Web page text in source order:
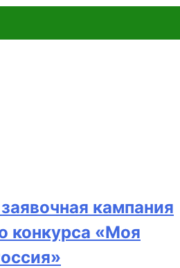
кампания
конкурса «Моя